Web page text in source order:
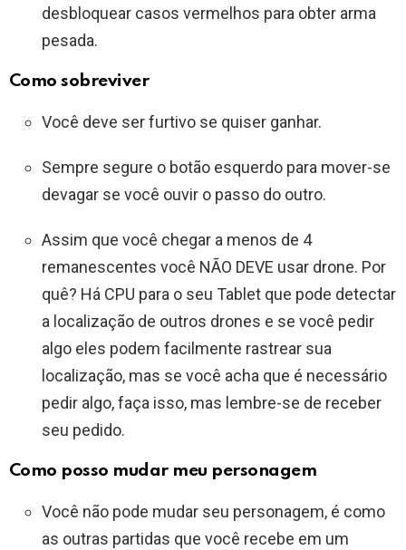
desbloquear casos vermelhos para obter arma
pesada.
Como sobreviver
Você deve ser furtivo se quiser ganhar.
Sempre segure o botão esquerdo para mover-se
devagar se você ouvir o passo do outro.
Assim que você chegar a menos de 4
remanescentes você NÃO DEVE usar drone. Por
quê? Há CPU para o seu Tablet que pode detectar
a localização de outros drones e se você pedir
algo eles podem facilmente rastrear sua
localização, mas se você acha que é necessário
pedir algo, faça isso, mas lembre-se de receber
seu pedido.
Como posso mudar meu personagem
Você não pode mudar seu personagem, é como
as outras partidas que você recebe em um